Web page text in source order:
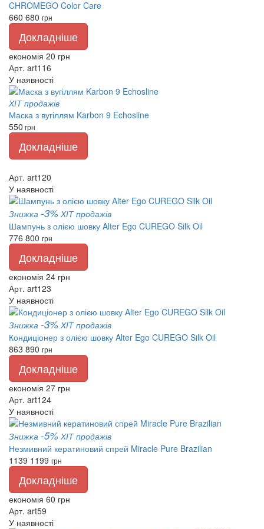
CHROMEGO Color Care
660 680 грн
Докладніше
економія 20 грн
Арт. art116
У наявності
ХІТ продажів
Маска з вугіллям Karbon 9 Echosline
550 грн
Докладніше
Арт. art120
У наявності
Знижка -3% ХІТ продажів
Шампунь з олією шовку Alter Ego CUREGO Silk Oil
776 800 грн
Докладніше
економія 24 грн
Арт. art123
У наявності
Знижка -3% ХІТ продажів
Кондиціонер з олією шовку Alter Ego CUREGO Silk Oil
863 890 грн
Докладніше
економія 27 грн
Арт. art124
У наявності
Знижка -5% ХІТ продажів
Незмивний кератиновий спрей Miracle Pure Brazilian
1139 1199 грн
Докладніше
економія 60 грн
Арт. art59
У наявності